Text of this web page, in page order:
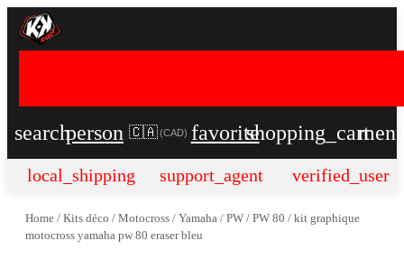
searchperson 🇨🇦 (CAD) favoriteshopping_cart
local_shipping support_agent verified_user
Home / Kits déco / Motocross / Yamaha / PW / PW 80 / kit graphique
motocross yamaha pw 80 eraser bleu